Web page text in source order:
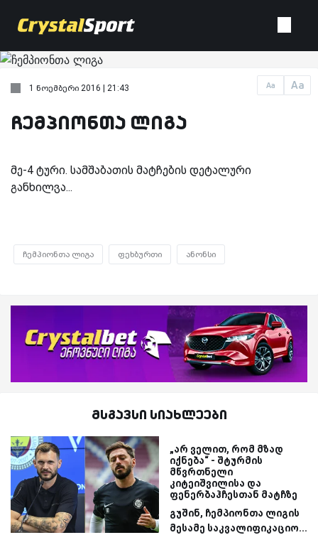
Aa Aa
1 ნოემბერი 2016 | 21:43
ჩემპიონთა ლიგა
მე-4 ტური. სამშაბათის მატჩების დეტალური
განხილვა...
ჩემპიონთა ლიგა ფეხბურთი ანონსი
მსგავსი სიახლეები
„არ ველით, რომ მზად
იქნება“ - შტურმის
მწვრთნელი
კიტეიშვილისა და
ფენერბაჰჩესთან მატჩზე
გუშინ, ჩემპიონთა ლიგის
მესამე საკვალიფიკაციო...